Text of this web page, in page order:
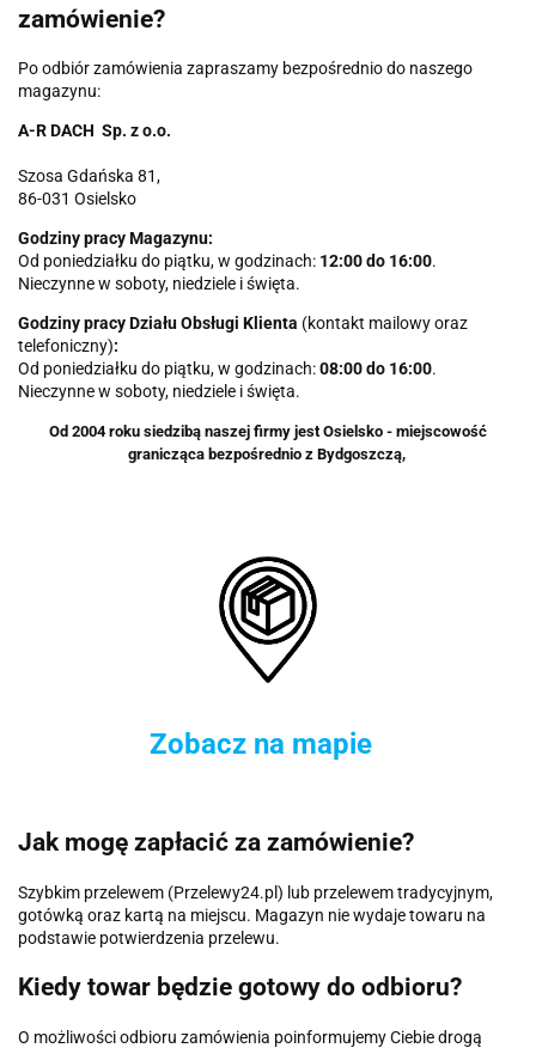
zamówienie?
Po odbiór zamówienia zapraszamy bezpośrednio do naszego
magazynu:
A-R DACH Sp. z o.o.
Szosa Gdańska 81,
86-031 Osielsko
Godziny pracy Magazynu:
Od poniedziałku do piątku, w godzinach: 12:00 do 16:00.
Nieczynne w soboty, niedziele i święta.
Godziny pracy Działu Obsługi Klienta (kontakt mailowy oraz
telefoniczny):
Od poniedziałku do piątku, w godzinach:08:00 do 16:00.
Nieczynne w soboty, niedziele i święta.
Od 2004 roku siedzibą naszej firmy jest Osielsko - miejscowość
granicząca bezpośrednio z Bydgoszczą,
Zobacz na mapie
Jak mogę zapłacić za zamówienie?
Szybkim przelewem (Przelewy24.pl) lub przelewem tradycyjnym,
gotówką oraz kartą na miejscu. Magazyn nie wydaje towaru na
podstawie potwierdzenia przelewu.
Kiedy towar będzie gotowy do odbioru?
O możliwości odbioru zamówienia poinformujemy Ciebie drogą